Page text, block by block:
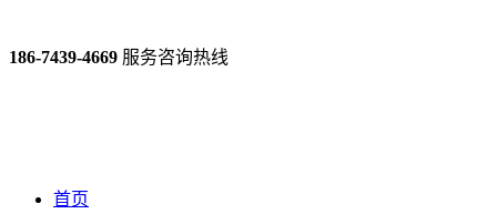
186-7439-4669 服务咨询热线
首页